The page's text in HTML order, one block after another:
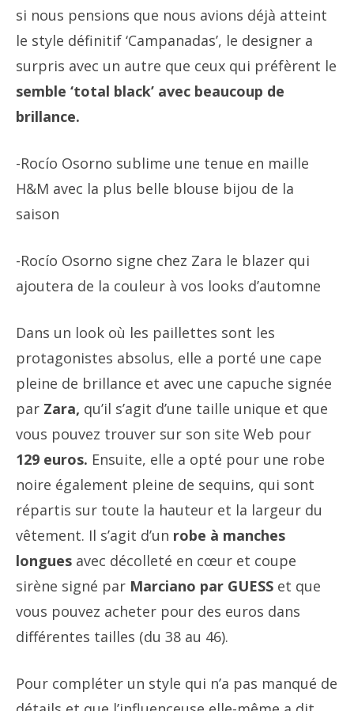
si nous pensions que nous avions déjà atteint
le style définitif ‘Campanadas’, le designer a
surpris avec un autre que ceux qui préfèrent le
semble ‘total black’ avec beaucoup de
brillance.
-Rocío Osorno sublime une tenue en maille
H&M avec la plus belle blouse bijou de la
saison
-Rocío Osorno signe chez Zara le blazer qui
ajoutera de la couleur à vos looks d’automne
Dans un look où les paillettes sont les
protagonistes absolus, elle a porté une cape
pleine de brillance et avec une capuche signée
par Zara, qu’il s’agit d’une taille unique et que
vous pouvez trouver sur son site Web pour
129 euros. Ensuite, elle a opté pour une robe
noire également pleine de sequins, qui sont
répartis sur toute la hauteur et la largeur du
vêtement. Il s’agit d’un robe à manches
longues avec décolleté en cœur et coupe
sirène signé par Marciano par GUESS et que
vous pouvez acheter pour des euros dans
différentes tailles (du 38 au 46).
Pour compléter un style qui n’a pas manqué de